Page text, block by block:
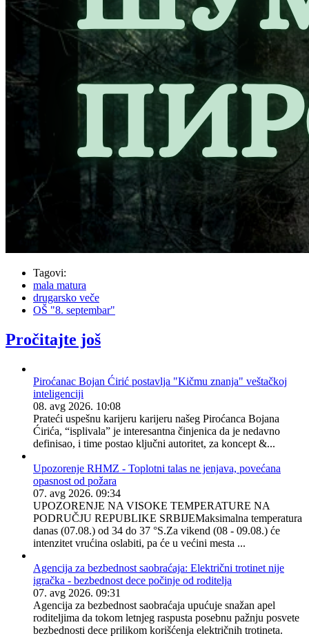
Tagovi:
mala matura
drugarsko veče
OŠ "8. septembar"
Pročitajte još
Piroćanac Bojan Ćirić postavlja "Kičmu znanja" veštačkoj
inteligenciji
08. avg 2026. 10:08
Prateći uspešnu karijeru karijeru našeg Piroćanca Bojana
Ćirića, “isplivala” je interesantna činjenica da je nedavno
definisao, i time postao ključni autoritet, za koncept &...
Upozorenje RHMZ - Toplotni talas ne jenjava, povećana
opasnost od požara
07. avg 2026. 09:34
UPOZORENJE NA VISOKE TEMPERATURE NA
PODRUČJU REPUBLIKE SRBIJEMaksimalna temperatura
danas (07.08.) od 34 do 37 °S.Za vikend (08 - 09.08.) će
intenzitet vrućina oslabiti, pa će u većini mesta ...
Agencija za bezbednost saobraćaja: Električni trotinet nije
igračka - bezbednost dece počinje od roditelja
07. avg 2026. 09:31
Agencija za bezbednost saobraćaja upućuje snažan apel
roditeljima da tokom letnjeg raspusta posebnu pažnju posvete
bezbednosti dece prilikom korišćenja električnih trotineta.